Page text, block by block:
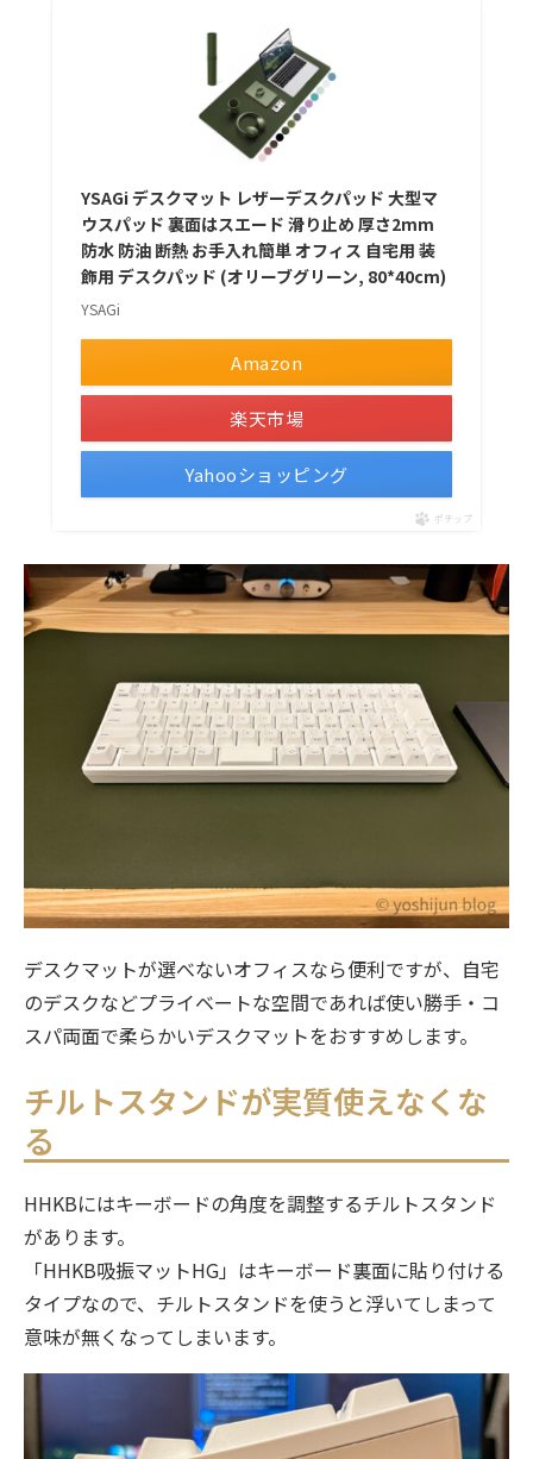
YSAGi デスクマット レザーデスクパッド 大型マ
ウスパッド 裏面はスエード 滑り止め 厚さ2mm
防水 防油 断熱 お手入れ簡単 オフィス 自宅用 装
飾用 デスクパッド (オリーブグリーン, 80*40cm)
YSAGi
Amazon
楽天市場
Yahooショッピング
ポチップ
デスクマットが選べないオフィスなら便利ですが、自宅
のデスクなどプライベートな空間であれば使い勝手・コ
スパ両面で柔らかいデスクマットをおすすめします。
チルトスタンドが実質使えなくな
る
HHKBにはキーボードの角度を調整するチルトスタンド
があります。
「HHKB吸振マットHG」はキーボード裏面に貼り付ける
タイプなので、チルトスタンドを使うと浮いてしまって
意味が無くなってしまいます。